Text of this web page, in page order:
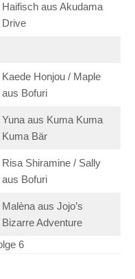
Haifisch aus Akudama
Drive
Kaede Honjou / Maple
aus Bofuri
Yuna aus Kuma Kuma
Kuma Bär
Risa Shiramine / Sally
aus Bofuri
Malèna aus Jojo’s
Bizarre Adventure
6